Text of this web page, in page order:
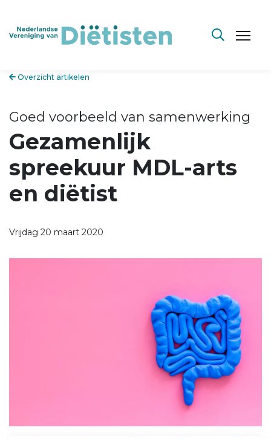
Overzicht artikelen
Goed voorbeeld van samenwerking
Gezamenlijk
spreekuur MDL-arts
en diëtist
Vrijdag 20 maart 2020